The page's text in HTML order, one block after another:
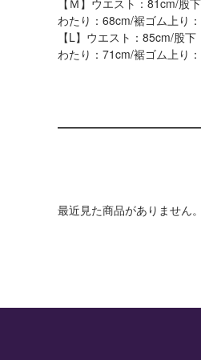
【Ｍ】ウエスト：81cm/股
わたり：68cm/裾ゴム上り
【L】ウエスト：85cm/股
わたり：71cm/裾ゴム上り
最近見た商品がありません。